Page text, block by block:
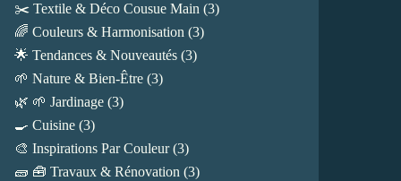
✂️ Textile & Déco Cousue Main (3)
🌈 Couleurs & Harmonisation (3)
🌟 Tendances & Nouveautés (3)
🌱 Nature & Bien-Être (3)
🌿 🌱 Jardinage (3)
🍳 Cuisine (3)
🎨 Inspirations Par Couleur(3)
🧱 🧰 Travaux & Rénovation (3)